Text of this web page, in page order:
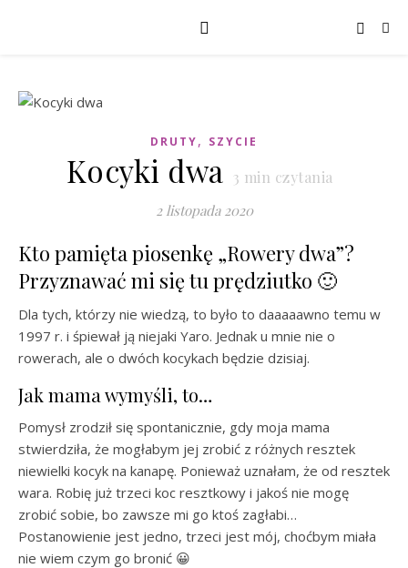
DRUTY, SZYCIE
Kocyki dwa 3 min czytania
2 listopada 2020
Kto pamięta piosenkę „Rowery dwa”?
Przyznawać mi się tu prędziutko 🙂
Dla tych, którzy nie wiedzą, to było to daaaaawno temu w
1997 r. i śpiewał ją niejaki Yaro. Jednak u mnie nie o
rowerach, ale o dwóch kocykach będzie dzisiaj.
Jak mama wymyśli, to…
Pomysł zrodził się spontanicznie, gdy moja mama
stwierdziła, że mogłabym jej zrobić z różnych resztek
niewielki kocyk na kanapę. Ponieważ uznałam, że od resztek
wara. Robię już trzeci koc resztkowy i jakoś nie mogę
zrobić sobie, bo zawsze mi go ktoś zagłabi…
Postanowienie jest jedno, trzeci jest mój, choćbym miała
nie wiem czym go bronić 😀